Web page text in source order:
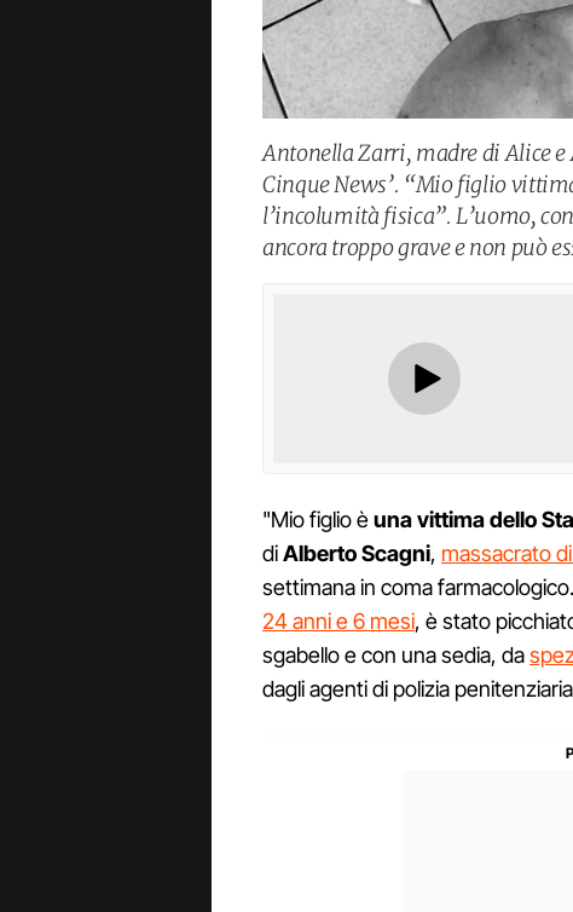
Antonella Zarri, madre di Alice e
Cinque News’. “Mio figlio
l’incolumità fisica”. L’uomo,
ancora troppo grave e non può
"Mio figlio èuna vittima dello
diAlberto Scagni, massacrato
settimana in coma
24 anni e 6 mesi, è stato
sgabello e con una sedia, da
dagli agenti di polizia